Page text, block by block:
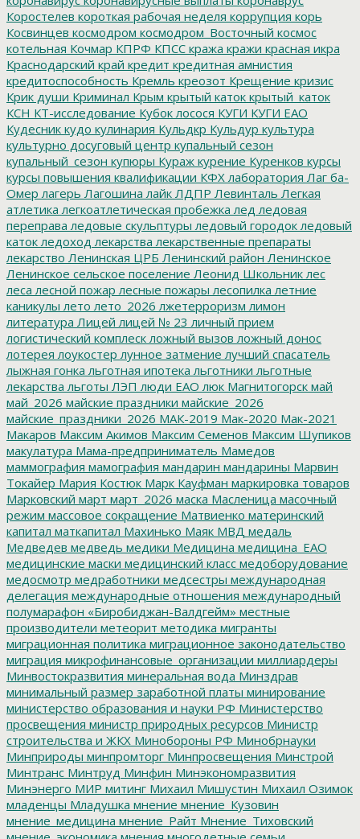
Коростелев короткая рабочая неделя коррупция корь
Косвинцев космодром космодром_Восточный космос
котельная Кочмар КПРФ КПСС кража кражи красная икра
Краснодарский край кредит кредитная амнистия
кредитоспособность Кремль креозот Крещение кризис
Крик души Криминал Крым крытый каток крытый_каток
КСН КТ-исследование Кубок лосося КУГИ КУГИ ЕАО
Кудесник кудо кулинария Кульдкр Кульдур культура
культурно досуговый центр купальный сезон
купальный_сезон купюры Кураж курение Куренков курсы
курсы повышения квалификации КФХ лаборатория Лаг ба-
Омер лагерь Лагошина лайк ЛДПР Левинталь Легкая
атлетика легкоатлетическая пробежка лед ледовая
переправа ледовые скульптуры ледовый городок ледовый
каток ледоход лекарства лекарственные препараты
лекарство Ленинская ЦРБ Ленинский район Ленинское
Ленинское сельское поселение Леонид Школьник лес
леса лесной пожар лесные пожары лесопилка летние
каникулы лето лето_2026 лжетерроризм лимон
литература Лицей лицей № 23 личный прием
логистический комплеск ложный вызов ложный донос
лотерея лоукостер лунное затмение лучший спасатель
лыжная гонка льготная ипотека льготники льготные
лекарства льготы ЛЭП люди ЕАО люк Магнитогорск май
май_2026 майские праздники майские_2026
майские_праздники_2026 МАК-2019 Мак-2020 Мак-2021
Макаров Максим Акимов Максим Семенов Максим Шупиков
макулатура Мама-предприниматель Мамедов
маммография мамография мандарин мандарины Марвин
Токайер Мария Костюк Марк Кауфман маркировка товаров
Марковский март март_2026 маска Масленица масочный
режим массовое сокращение Матвиенко материнский
капитал маткапитал Махинько Маяк МВД медаль
Медведев медведь медики Медицина медицина_ЕАО
медицинские маски медицинский класс медоборудование
медосмотр медработники медсестры международная
делегация международные отношения международный
полумарафон «Биробиджан-Валдгейм» местные
производители метеорит методика мигранты
миграционная политика миграционное законодательство
миграция микрофинансовые_организации миллиардеры
Минвостокразвития минеральная вода Минздрав
минимальный размер заработной платы минирование
министерство образования и науки РФ Министерство
просвещения министр природных ресурсов Министр
строительства и ЖКХ Минобороны РФ Минобрнауки
Минприроды минпромторг Минпросвещения Минстрой
Минтранс Минтруд Минфин Минэкономразвития
Минэнерго МИР митинг Михаил Мишустин Михаил Озимок
младенцы Младушка мнение мнение_Кузовин
мнение_медицина мнение_Райт Мнение_Тиховский